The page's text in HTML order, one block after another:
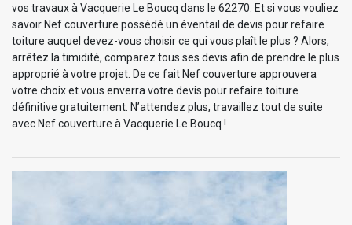
vos travaux à Vacquerie Le Boucq dans le 62270. Et si vous vouliez
savoir Nef couverture possédé un éventail de devis pour refaire
toiture auquel devez-vous choisir ce qui vous plaît le plus ? Alors,
arrêtez la timidité, comparez tous ses devis afin de prendre le plus
approprié à votre projet. De ce fait Nef couverture approuvera
votre choix et vous enverra votre devis pour refaire toiture
définitive gratuitement. N’attendez plus, travaillez tout de suite
avec Nef couverture à Vacquerie Le Boucq !